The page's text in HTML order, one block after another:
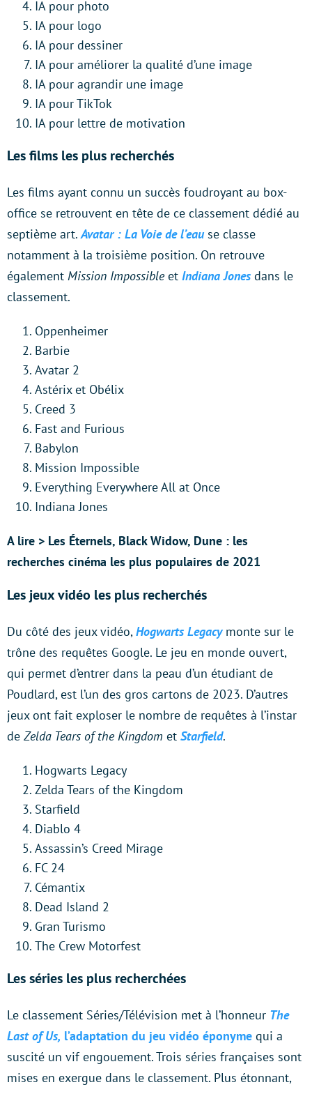
IA pour photo
IA pour logo
IA pour dessiner
IA pour améliorer la qualité d’une image
IA pour agrandir une image
IA pour TikTok
IA pour lettre de motivation
Les films les plus recherchés
Les films ayant connu un succès foudroyant au box-
office se retrouvent en tête de ce classement dédié au
septième art.Avatar : La Voie de l’eause classe
notamment à la troisième position. On retrouve
également Mission Impossibleet Indiana Jones dans le
classement.
Oppenheimer
Barbie
Avatar 2
Astérix et Obélix
Creed 3
Fast and Furious
Babylon
Mission Impossible
Everything Everywhere All at Once
Indiana Jones
A lire > Les Éternels, Black Widow, Dune : les
recherches cinéma les plus populaires de 2021
Les jeux vidéo les plus recherchés
Du côté des jeux vidéo,Hogwarts Legacymonte sur le
trône des requêtes Google. Le jeu en monde ouvert,
qui permet d’entrer dans la peau d’un étudiant de
Poudlard, est l’un des gros cartons de 2023. D’autres
jeux ont fait exploser le nombre de requêtes à l’instar
de Zelda Tears of the Kingdom et Starfield.
Hogwarts Legacy
Zelda Tears of the Kingdom
Starfield
Diablo 4
Assassin’s Creed Mirage
FC 24
Cémantix
Dead Island 2
Gran Turismo
The Crew Motorfest
Les séries les plus recherchées
Le classement Séries/Télévision met à l’honneur The
Last of Us, l’adaptation du jeu vidéo éponyme qui a
suscité un vif engouement. Trois séries françaises sont
mises en exergue dans le classement. Plus étonnant,